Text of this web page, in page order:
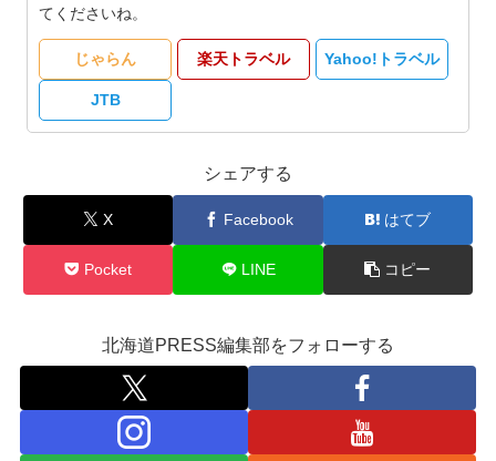
てくださいね。
じゃらん 楽天トラベル Yahoo!トラベル
JTB
シェアする
X Facebook はてブ
Pocket LINE コピー
北海道PRESS編集部をフォローする